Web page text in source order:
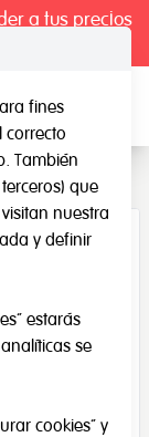
a tus precios
fines
correcto
También
que
nuestra
y definir
estarás
se
cookies” y